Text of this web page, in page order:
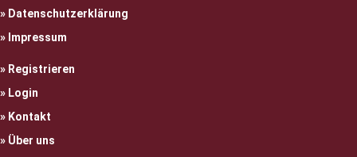
Datenschutzerklärung
Impressum
Registrieren
Login
Kontakt
Über uns